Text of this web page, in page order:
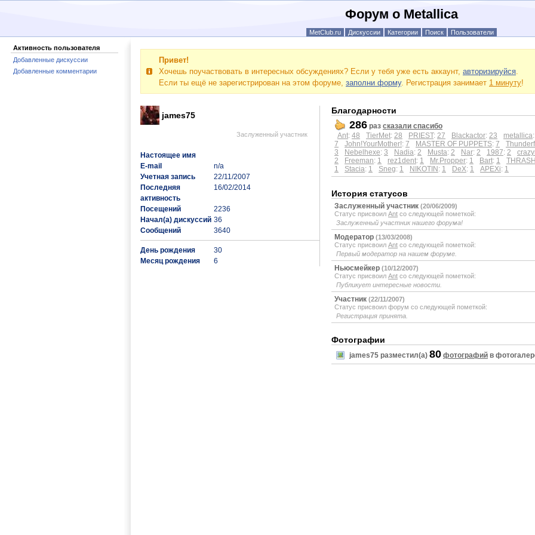
Форум о Metallica
MetClub.ru Дискуссии Категории Поиск Пользователи
Активность пользователя
Добавленные дискуссии
Добавленные комментарии
Привет!
Хочешь поучаствовать в интересных обсуждениях? Если у тебя уже есть аккаунт, авторизируйся.
Если ты ещё не зарегистрирован на этом форуме, заполни форму. Регистрация занимает 1 минуту!
james75
Заслуженный участник
Настоящее имя
E-mail
n/a
Учетная запись
22/11/2007
Последняя
активность
16/02/2014
Посещений
2236
Начал(а) дискуссий 36
Сообщений
3640
День рождения
30
Месяц рождения
6
Благодарности
286 раз сказали спасибо
Ant: 48 TierMet: 28 PRIEST: 27 Blackactor: 23 metallica
7
John!YourMother!: 7 MASTER OF PUPPETS: 7
3
Nebelhexe: 3 Nadia: 2 Musta: 2 Nar: 2 1987: 2
2
Freeman: 1 rez1dent: 1 Mr.Propper: 1 Bart: 1
1
Stacia: 1 Sneg: 1 NIKOTIN : 1 DeX: 1 APEXi: 1
История статусов
Заслуженный участник (20/06/2009)
Статус присвоил Ant со следующей пометкой:
Заслуженный участник нашего форума!
Модератор (13/03/2008)
Статус присвоил Ant со следующей пометкой:
Первый модератор на нашем форуме.
Ньюсмейкер (10/12/2007)
Статус присвоил Ant со следующей пометкой:
Публикует интересные новости.
Участник (22/11/2007)
Статус присвоил форум со следующей пометкой:
Регистрация принята.
Фотографии
james75 разместил(а) 80 фотографий в